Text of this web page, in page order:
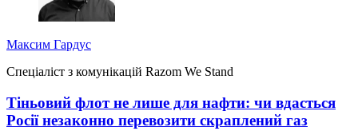
Максим Гардус
Спеціаліст з комунікацій Razom We Stand
Тіньовий флот не лише для нафти: чи вдасться
Росії незаконно перевозити скраплений газ